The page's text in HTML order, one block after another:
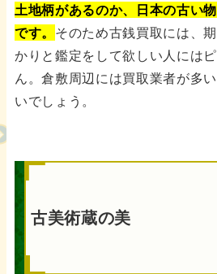
土地柄があるのか、日本の古い
です。 そのため古銭買取には、
かりと鑑定をして欲しい人には
ん。倉敷周辺には買取業者が多
いでしょう。
古美術蔵の美